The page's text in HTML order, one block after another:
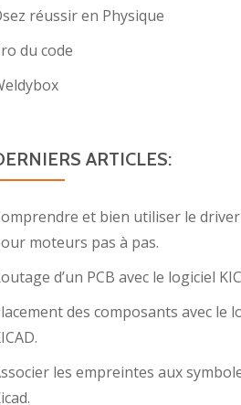
réussir en Physique
du code
ARTICLES:
et bien utiliser le driver
moteurs pas à pas.
d’un PCB avec le logiciel
des composants avec le
les empreintes aux